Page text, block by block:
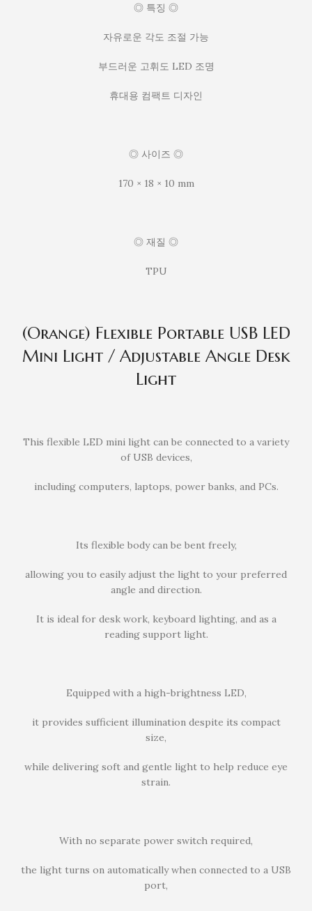
◎ 특징 ◎
자유로운 각도 조절 가능
부드러운 고휘도 LED 조명
휴대용 컴팩트 디자인
◎ 사이즈 ◎
170 × 18 × 10 mm
◎ 재질 ◎
TPU
(Orange) Flexible Portable USB LED
Mini Light / Adjustable Angle Desk
Light
This flexible LED mini light can be connected to a variety
of USB devices,
including computers, laptops, power banks, and PCs.
Its flexible body can be bent freely,
allowing you to easily adjust the light to your preferred
angle and direction.
It is ideal for desk work, keyboard lighting, and as a
reading support light.
Equipped with a high-brightness LED,
it provides sufficient illumination despite its compact
size,
while delivering soft and gentle light to help reduce eye
strain.
With no separate power switch required,
the light turns on automatically when connected to a USB
port,